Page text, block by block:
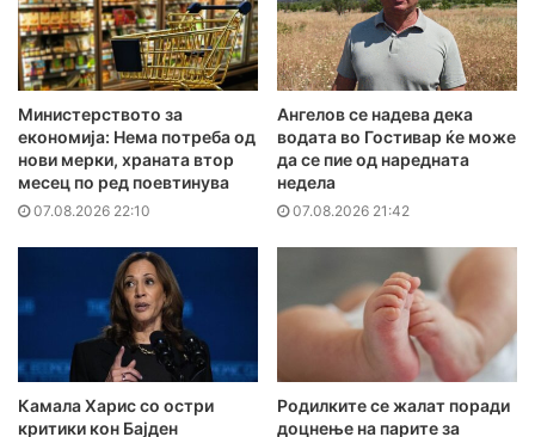
Министерството за
економија: Нема потреба од
нови мерки, храната втор
месец по ред поевтинува
07.08.2026 22:10
Ангелов се надева дека
водата во Гостивар ќе може
да се пие од наредната
недела
07.08.2026 21:42
Камала Харис со остри
критики кон Бајден
Родилките се жалат поради
доцнење на парите за